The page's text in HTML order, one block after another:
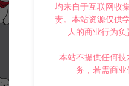
均来自于互联网收
责。本站资源仅供
人的商业行为负
本站不提供任何
务，若需商业